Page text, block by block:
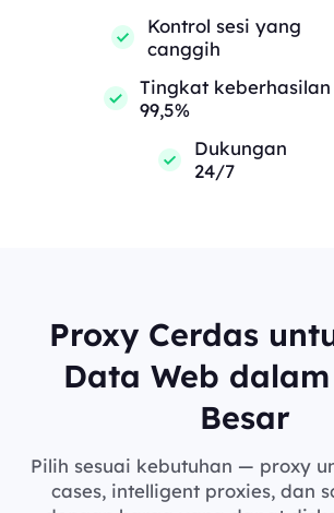
Kontrol sesi yang
canggih
Tingkat keberhasilan
99,5%
Dukungan
24/7
Proxy Cerdas
Data Web
Besar
Pilih sesuai kebutuhan — proxy
cases, intelligent proxies, dan